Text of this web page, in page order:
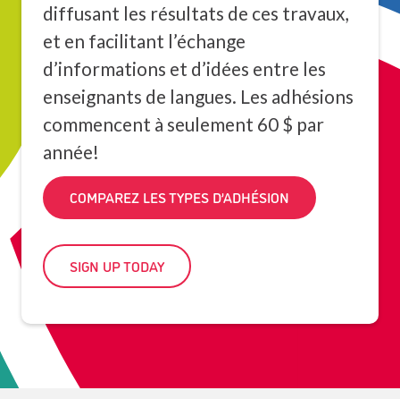
diffusant les résultats de ces travaux,
et en facilitant l’échange
d’informations et d’idées entre les
enseignants de langues. Les adhésions
commencent à seulement 60 $ par
année!
COMPAREZ LES TYPES D’ADHÉSION
SIGN UP TODAY